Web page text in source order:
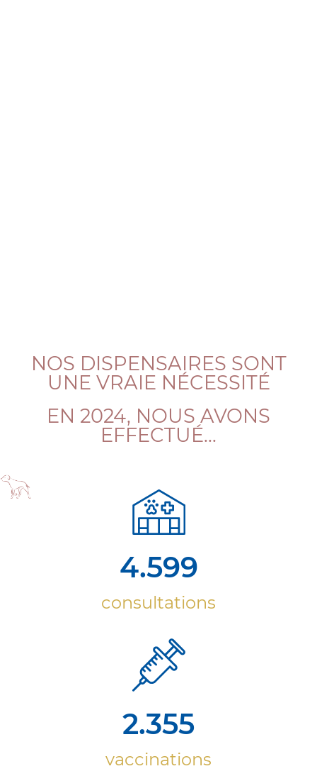
NOS DISPENSAIRES SONT
UNE VRAIE NÉCESSITÉ
EN 2024, NOUS AVONS
EFFECTUÉ...
consultations
4.599
vaccinations
2.355